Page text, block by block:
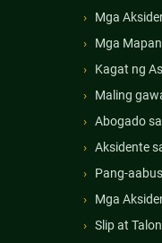
Mga
Mga
Kagat ng
Maling
Abogado
Aksidente
Pang-
Mga
Slip at Talon